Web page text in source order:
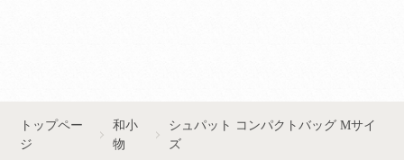
トップペー
ジ
和小
物
シュパット コンパクトバッグ Mサイ
ズ